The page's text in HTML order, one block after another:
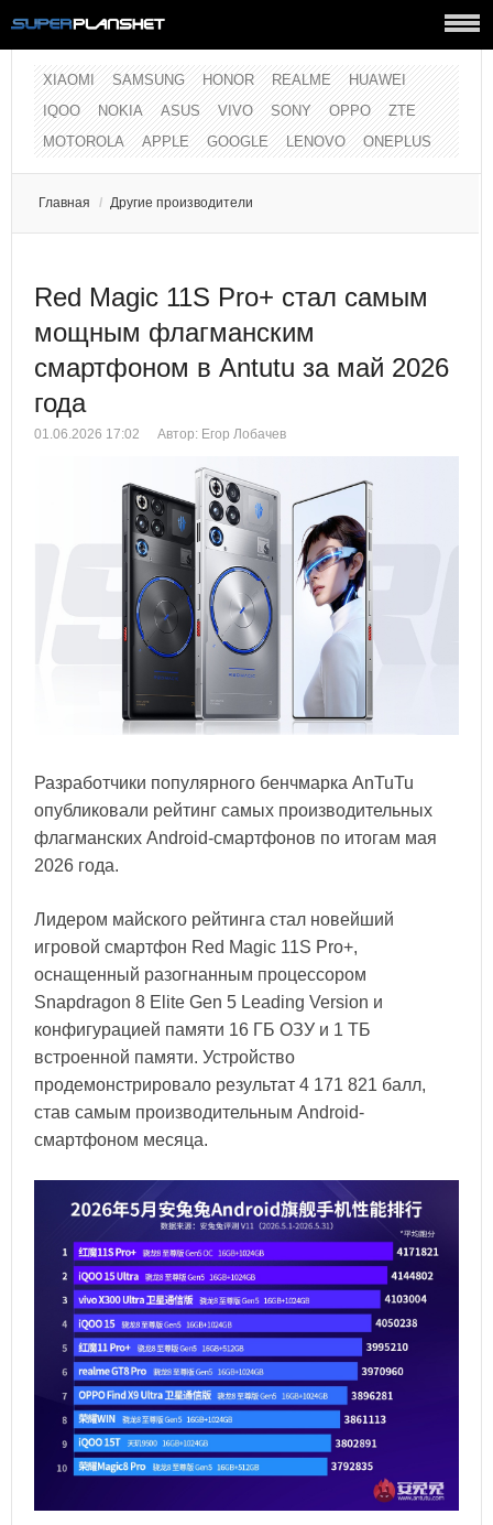
XIAOMI SAMSUNG HONOR REALME
HUAWEI
IQOO
NOKIA ASUS VIVO SONY OPPO
ZTE
MOTOROLA
APPLE GOOGLE LENOVO ONEPLUS
Главная / Другие производители
Red Magic 11S Pro+ стал самым
мощным флагманским
смартфоном в Antutu за май 2026
года
01.06.2026 17:02 Автор: Егор Лобачев
Разработчики популярного бенчмарка AnTuTu
опубликовали рейтинг самых производительных
флагманских Android-смартфонов по итогам мая
2026 года.
Лидером майского рейтинга стал новейший
игровой смартфон Red Magic 11S Pro+,
оснащенный разогнанным процессором
Snapdragon 8 Elite Gen 5 Leading Version и
конфигурацией памяти 16 ГБ ОЗУ и 1 ТБ
встроенной памяти. Устройство
продемонстрировало результат 4 171 821 балл,
став самым производительным Android-
смартфоном месяца.